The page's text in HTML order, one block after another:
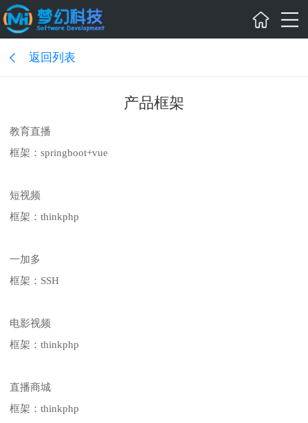
返回列表
产品框架
教育直播
框架：springboot+vue
短视频
框架：thinkphp
一加多
框架：SSH
电影视频
框架：thinkphp
直播商城
框架：thinkphp